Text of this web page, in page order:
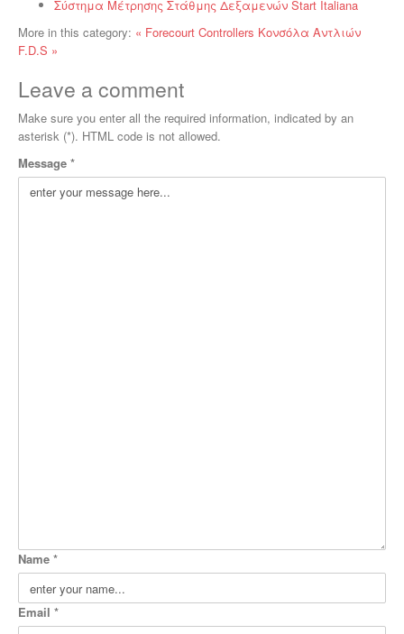
Σύστημα Μέτρησης Στάθμης Δεξαμενών Start Italiana
More in this category: « Forecourt Controllers Κονσόλα Αντλιών
F.D.S »
Leave a comment
Make sure you enter all the required information, indicated by an
asterisk (*). HTML code is not allowed.
Message *
Name *
Email *